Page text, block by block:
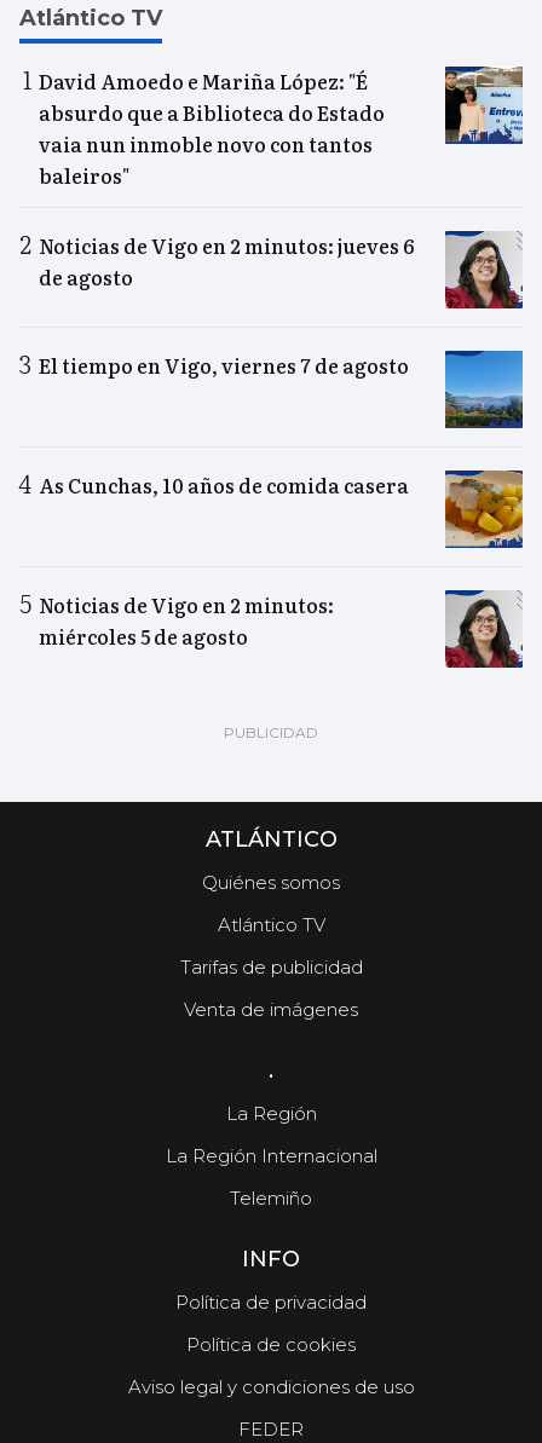
Atlántico TV
David Amoedo e Mariña López: "É
absurdo que a Biblioteca do Estado
vaia nun inmoble novo con tantos
baleiros"
Noticias de Vigo en 2 minutos: jueves 6
de agosto
El tiempo en Vigo, viernes 7 de agosto
As Cunchas, 10 años de comida casera
Noticias de Vigo en 2 minutos:
miércoles 5 de agosto
ATLÁNTICO
Quiénes somos
Atlántico TV
Tarifas de publicidad
Venta de imágenes
.
La Región
La Región Internacional
Telemiño
INFO
Política de privacidad
Política de cookies
Aviso legal y condiciones de uso
FEDER